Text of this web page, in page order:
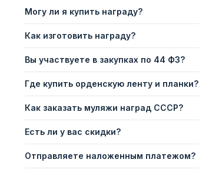
Могу ли я купить награду?
Как изготовить награду?
Вы участвуете в закупках по 44 ФЗ?
Где купить орденскую ленту и планки?
Как заказать муляжи наград СССР?
Есть ли у вас скидки?
Отправляете наложенным платежом?